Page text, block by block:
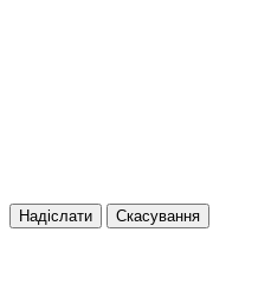
Надіслати Скасування